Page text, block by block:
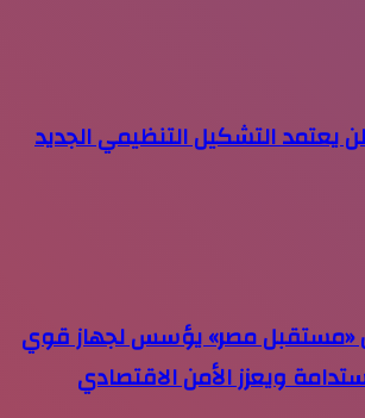
التشكيل التنظيمي الجديد
«مستقبل مصر» يؤسس لجهاز قوي
ويعزز الأمن الاقتصادي